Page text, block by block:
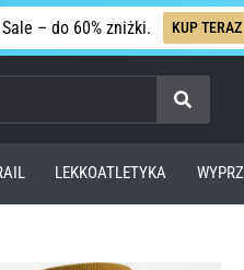
– do 60% zniżki. KUP TERAZ
Szukaj
LEKKOATLETYKA